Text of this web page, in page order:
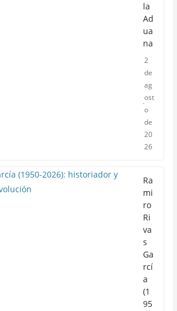
la
Ad
ua
na
2
de
ag
ost
o
de
20
26
Ra
mi
ro
Ri
va
s
Ga
rcí
a
(1
95